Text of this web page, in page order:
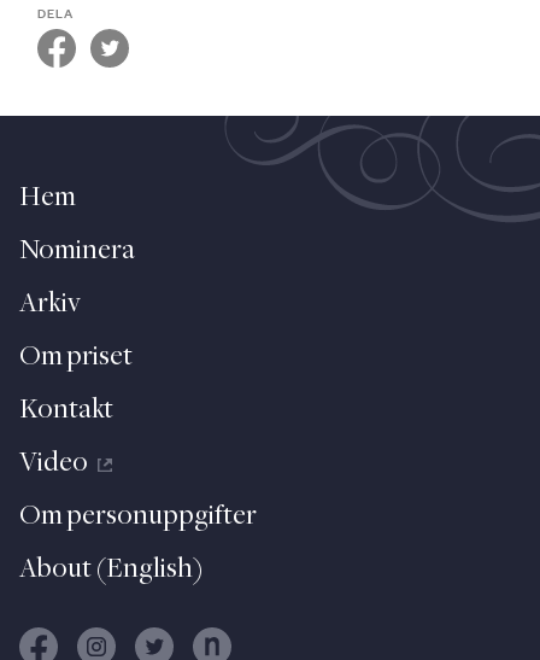
DELA
Hem
Nominera
Arkiv
Om priset
Kontakt
Video
Om personuppgifter
About (English)